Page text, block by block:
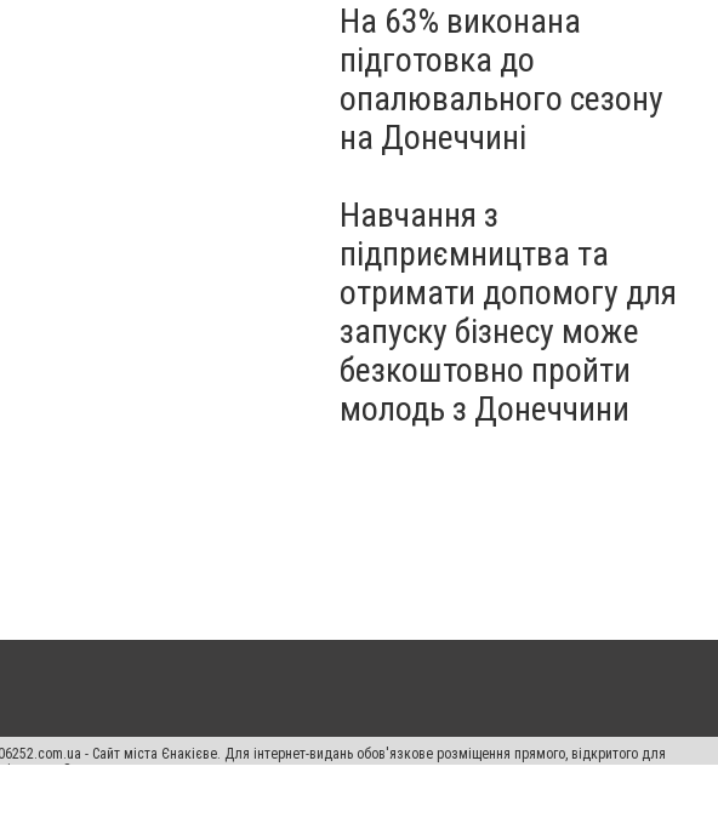
На 63% виконана
підготовка до
опалювального сезону
на Донеччині
Навчання з
підприємництва та
отримати допомогу для
запуску бізнесу може
безкоштовно пройти
молодь з Донеччини
- Сайт міста Єнакієве. Для інтернет-видань обов'язкове розміщення прямого, відкритого для
Законом.